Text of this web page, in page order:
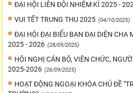
ĐẠI HỘI LIÊN ĐỘI NHIỆM KÌ 2025 -
VUI TẾT TRUNG THU 2025 (04/10/2025)
ĐẠI HỘI ĐẠI BIỂU BAN ĐẠI DIỆN CHA
2025 - 2026 (28/09/2025)
HỘI NGHỊ CÁN BỘ, VIÊN CHỨC,
2025-2026 (26/09/2025)
HOẠT ĐỘNG NGOẠI KHÓA CHỦ ĐỀ